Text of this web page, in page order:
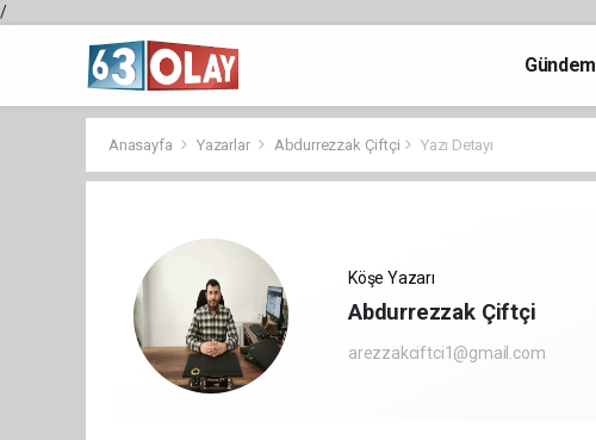
/
Gündem
Anasayfa Yazarlar Abdurrezzak Çiftçi Yazı Detayı
Köşe Yazarı
Abdurrezzak Çiftçi
arezzakciftci1@gmail.com